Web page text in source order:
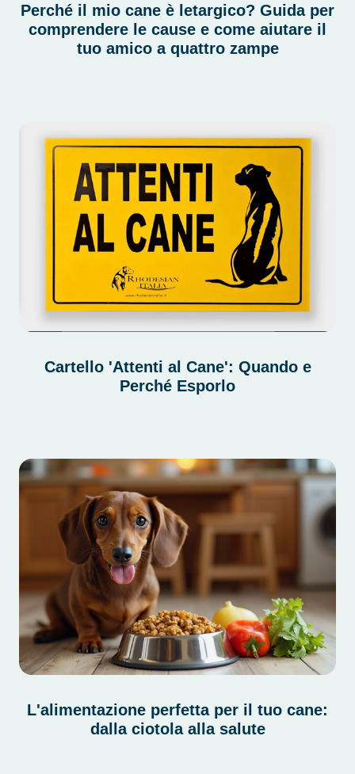
Perché il mio cane è letargico? Guida per
comprendere le cause e come aiutare il
tuo amico a quattro zampe
Cartello 'Attenti al Cane': Quando e
Perché Esporlo
L'alimentazione perfetta per il tuo cane:
dalla ciotola alla salute